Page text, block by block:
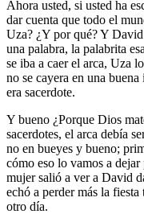
Ahora usted, si usted ha
dar cuenta que todo el
Uza? ¿Y por qué? Y
una palabra, la palabrita
se iba a caer el arca, Uza
no se cayera en una
era sacerdote.
Y bueno ¿Porque Dios
sacerdotes, el arca debía
no en bueyes y bueno;
cómo eso lo vamos a
mujer salió a ver a David
echó a perder más la
otro día.